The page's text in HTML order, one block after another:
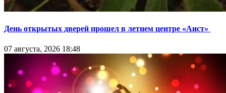
День открытых дверей прошел в летнем центре «Аист»
07 августа, 2026 18:48